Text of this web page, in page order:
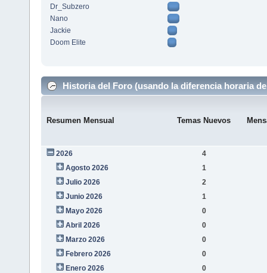
Dr_Subzero
Nano
Jackie
Doom Elite
Historia del Foro (usando la diferencia horaria
Resumen Mensual Temas Nuevos
2026
4
Agosto 2026
1
Julio 2026
2
Junio 2026
1
Mayo 2026
0
Abril 2026
0
Marzo 2026
0
Febrero 2026
0
Enero 2026
0